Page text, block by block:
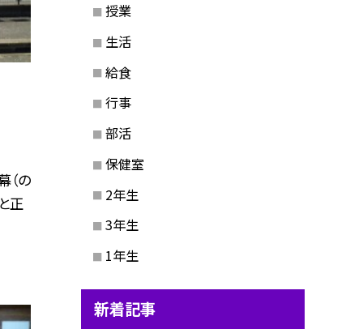
（の
正
授業
生活
給食
行事
部活
保健室
2年生
3年生
1年生
新着記事